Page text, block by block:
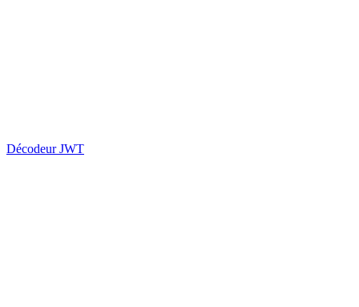
Décodeur JWT